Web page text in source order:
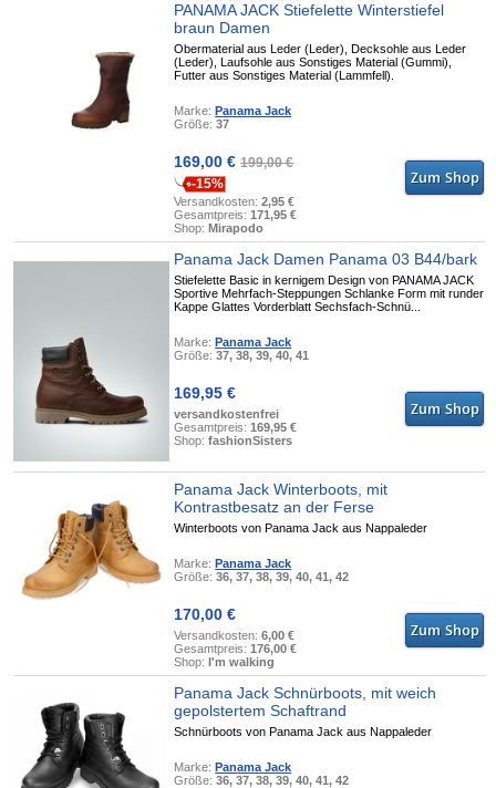
PANAMA JACK Stiefelette Winterstiefel
braun Damen
Obermaterial aus Leder (Leder), Decksohle aus Leder
(Leder), Laufsohle aus Sonstiges Material (Gummi),
Futter aus Sonstiges Material (Lammfell).
Marke: Panama Jack
Größe:37
169,00 €199,00 €
-15%
Versandkosten:2,95 €
Gesamtpreis:171,95 €
Shop: Mirapodo
Panama Jack Damen Panama 03 B44/bark
Stiefelette Basic in kernigem Design von PANAMA JACK
Sportive Mehrfach-Steppungen Schlanke Form mit runder
Kappe Glattes Vorderblatt Sechsfach-Schnü...
Marke: Panama Jack
Größe:37, 38, 39, 40, 41
169,95 €
versandkostenfrei
Gesamtpreis:169,95 €
Shop:fashionSisters
Panama Jack Winterboots, mit
Kontrastbesatz an der Ferse
Winterboots von Panama Jack aus Nappaleder
Marke:Panama Jack
Größe:36, 37, 38, 39, 40, 41, 42
170,00 €
Versandkosten:6,00 €
Gesamtpreis:176,00 €
Shop:I'm walking
Panama Jack Schnürboots, mit weich
gepolstertem Schaftrand
Schnürboots von Panama Jack aus Nappaleder
Marke:Panama Jack
Größe:36, 37, 38, 39, 40, 41, 42